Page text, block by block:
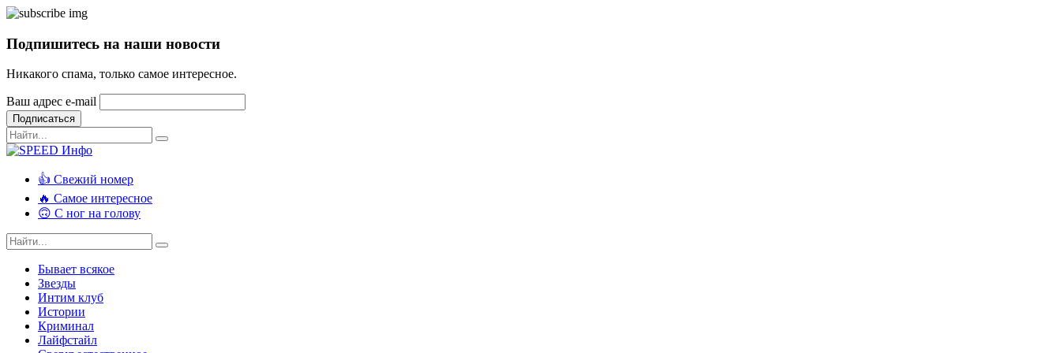
Подпишитесь на наши новости
Никакого спама, только самое интересное.
Ваш адрес e-mail
Подписаться
👍 Свежий номер
🔥 Самое интересное
🙃 С ног на голову
Бывает всякое
Звезды
Интим клуб
Истории
Криминал
Лайфстайл